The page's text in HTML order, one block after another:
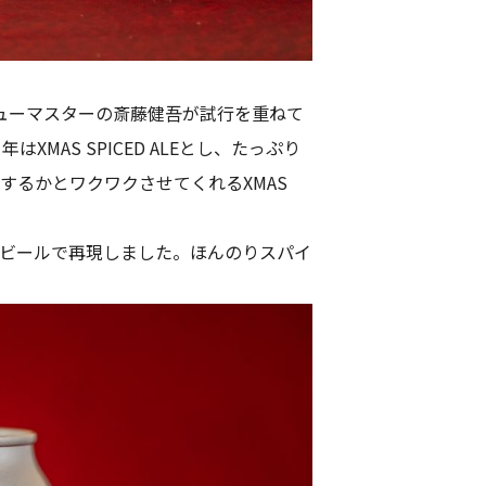
マスターの斎藤健吾が試行を重ねて
XMAS SPICED ALEとし、たっぷり
るかとワクワクさせてくれるXMAS
ールで再現しました。ほんのりスパイ